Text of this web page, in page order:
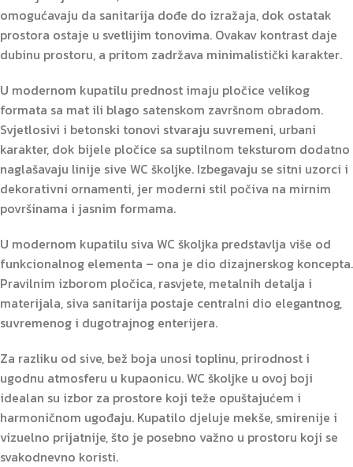
omogućavaju da sanitarija dođe do izražaja, dok ostatak
prostora ostaje u svetlijim tonovima. Ovakav kontrast daje
dubinu prostoru, a pritom zadržava minimalistički karakter.
U modernom kupatilu prednost imaju pločice velikog
formata sa mat ili blago satenskom završnom obradom.
Svjetlosivi i betonski tonovi stvaraju suvremeni, urbani
karakter, dok bijele pločice sa suptilnom teksturom dodatno
naglašavaju linije sive WC školjke. Izbegavaju se sitni uzorci i
dekorativni ornamenti, jer moderni stil počiva na mirnim
površinama i jasnim formama.
U modernom kupatilu siva WC školjka predstavlja više od
funkcionalnog elementa – ona je dio dizajnerskog koncepta.
Pravilnim izborom pločica, rasvjete, metalnih detalja i
materijala, siva sanitarija postaje centralni dio elegantnog,
suvremenog i dugotrajnog enterijera.
Za razliku od sive, bež boja unosi toplinu, prirodnost i
ugodnu atmosferu u kupaonicu. WC školjke u ovoj boji
idealan su izbor za prostore koji teže opuštajućem i
harmoničnom ugođaju. Kupatilo djeluje mekše, smirenije i
vizuelno prijatnije, što je posebno važno u prostoru koji se
svakodnevno koristi.